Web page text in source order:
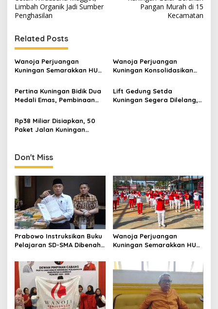
Limbah Organik Jadi Sumber
Penghasilan
Pangan Murah di 15
Kecamatan
Related Posts
Wanoja Perjuangan
Kuningan Semarakkan HUT
Perempuan Harus Sehat
dan Berdaya
Wanoja Perjuangan
Kuningan Konsolidasikan
Kegiatan Positif Generasi
Muda
Pertina Kuningan Bidik Dua
Medali Emas, Pembinaan
2030
Lift Gedung Setda
Kuningan Segera Dilelang,
Rp38 Miliar Disiapkan, 50
Paket Jalan Kuningan
Don't Miss
Prabowo Instruksikan Buku
Pelajaran SD-SMA Dibenahi,
sebagai Referensi
Wanoja Perjuangan
Kuningan Semarakkan HUT
Perempuan Harus Sehat
dan Berdaya